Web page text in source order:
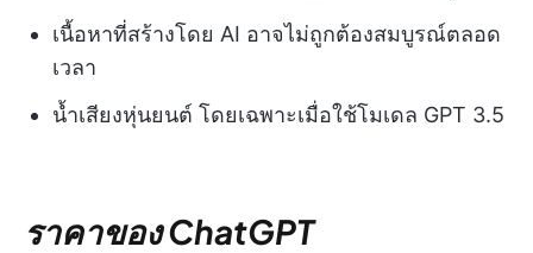
เนื้อหาที่สร้างโดย AI อาจไม่ถูกต้องสมบูรณ์ตลอด
เวลา
น้ำเสียงหุ่นยนต์ โดยเฉพาะเมื่อใช้โมเดล GPT 3.5
ราคาของ ChatGPT